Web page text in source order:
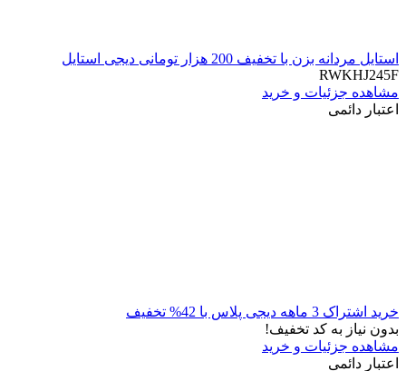
استایل مردانه بزن با تخفیف 200 هزار تومانی دیجی استایل
RWKHJ245F
مشاهده جزئیات و خرید
اعتبار دائمی
خرید اشتراک 3 ماهه دیجی پلاس با 42% تخفیف
بدون نیاز به کد تخفیف!
مشاهده جزئیات و خرید
اعتبار دائمی